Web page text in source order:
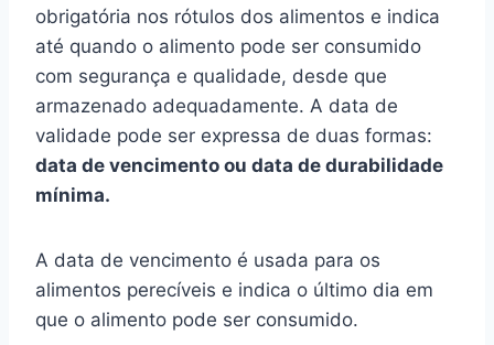
obrigatória nos rótulos dos alimentos e indica
até quando o alimento pode ser consumido
com segurança e qualidade, desde que
armazenado adequadamente. A data de
validade pode ser expressa de duas formas:
data de vencimento ou data de durabilidade
mínima.
A data de vencimento é usada para os
alimentos perecíveis e indica o último dia em
que o alimento pode ser consumido.